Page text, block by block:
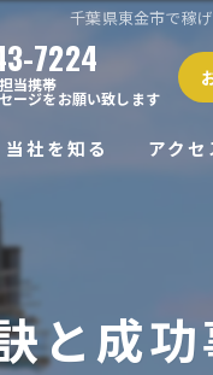
千葉県東金市で稼
7224
担当携帯
ージをお願い致します
当社を知る
経験者
アクセ
と成功